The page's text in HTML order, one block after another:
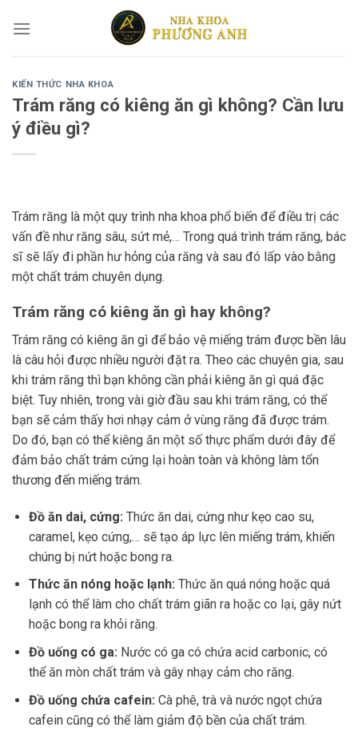
KIẾN THỨC NHA KHOA
Trám răng có kiêng ăn gì không? Cần lưu
ý điều gì?
Trám răng là một quy trình nha khoa phổ biến để điều trị các
vấn đề như răng sâu, sứt mẻ,… Trong quá trình trám răng, bác
sĩ sẽ lấy đi phần hư hỏng của răng và sau đó lấp vào bằng
một chất trám chuyên dụng.
Trám răng có kiêng ăn gì hay không?
Trám răng có kiêng ăn gì để bảo vệ miếng trám được bền lâu
là câu hỏi được nhiều người đặt ra. Theo các chuyên gia, sau
khi trám răng thì bạn không cần phải kiêng ăn gì quá đặc
biệt. Tuy nhiên, trong vài giờ đầu sau khi trám răng, có thể
bạn sẽ cảm thấy hơi nhạy cảm ở vùng răng đã được trám.
Do đó, bạn có thể kiêng ăn một số thực phẩm dưới đây để
đảm bảo chất trám cứng lại hoàn toàn và không làm tổn
thương đến miếng trám.
Đồ ăn dai, cứng: Thức ăn dai, cứng như kẹo cao su,
caramel, kẹo cứng,… sẽ tạo áp lực lên miếng trám, khiến
chúng bị nứt hoặc bong ra.
Thức ăn nóng hoặc lạnh: Thức ăn quá nóng hoặc quá
lạnh có thể làm cho chất trám giãn ra hoặc co lại, gây nứt
hoặc bong ra khỏi răng.
Đồ uống có ga: Nước có ga có chứa acid carbonic, có
thể ăn mòn chất trám và gây nhạy cảm cho răng.
Đồ uống chứa cafein: Cà phê, trà và nước ngọt chứa
cafein cũng có thể làm giảm độ bền của chất trám.